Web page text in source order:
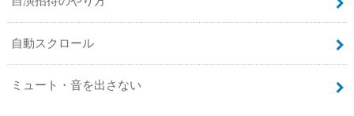
自動スクロール
ミュート・音を出さない